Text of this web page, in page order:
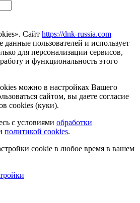
Сайт https://dnk-russia.com
пользователей и использует
для персонализации сервисов,
и функциональность этого
можно в настройках Вашего
сайтом, вы даете согласие
cookies (куки).
с условиями обработки
политикой cookies.
cookie в любое время в вашем